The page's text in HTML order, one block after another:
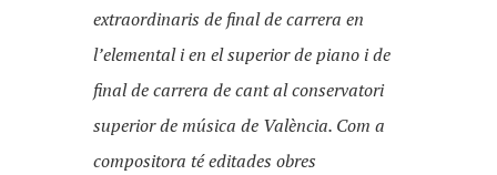
extraordinaris de final de carrera en
l’elemental i en el superior de piano i de
final de carrera de cant al conservatori
superior de música de València. Com a
compositora té editades obres